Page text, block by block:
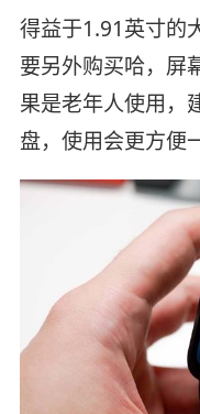
得益于1.91英寸的
要另外购买哈，屏
果是老年人使用，
盘，使用会更方便